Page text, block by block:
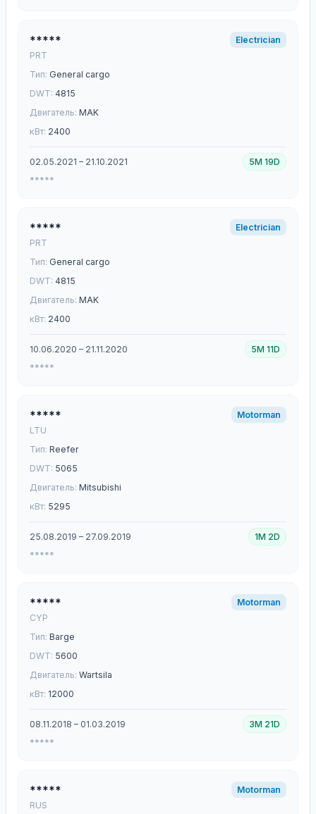
*****
PRT
Electrician
Тип: General cargo
DWT: 4815
Двигатель: MAK
кВт: 2400
02.05.2021 – 21.10.2021
5M 19D
*****
*****
PRT
Electrician
Тип: General cargo
DWT: 4815
Двигатель: MAK
кВт: 2400
10.06.2020 – 21.11.2020
5M 11D
*****
*****
LTU
Motorman
Тип: Reefer
DWT: 5065
Двигатель: Mitsubishi
кВт: 5295
25.08.2019 – 27.09.2019
1M 2D
*****
*****
CYP
Motorman
Тип: Barge
DWT: 5600
Двигатель: Wartsila
кВт: 12000
08.11.2018 – 01.03.2019
3M 21D
*****
*****
RUS
Motorman